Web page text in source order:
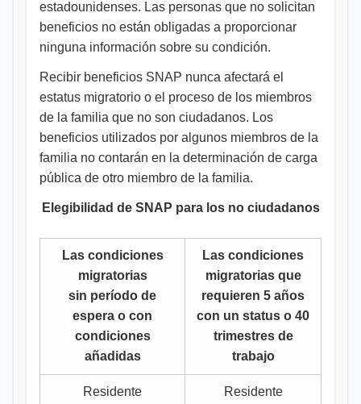
estadounidenses. Las personas que no solicitan
beneficios no están obligadas a proporcionar
ninguna información sobre su condición.
Recibir beneficios SNAP nunca afectará el
estatus migratorio o el proceso de los miembros
de la familia que no son ciudadanos. Los
beneficios utilizados por algunos miembros de la
familia no contarán en la determinación de carga
pública de otro miembro de la familia.
Elegibilidad de SNAP para los no ciudadanos
Las condiciones
migratorias
sin período de
espera o con
condiciones
añadidas
Las condiciones
migratorias que
requieren 5 años
con un status o 40
trimestres de
trabajo
Residente
Residente